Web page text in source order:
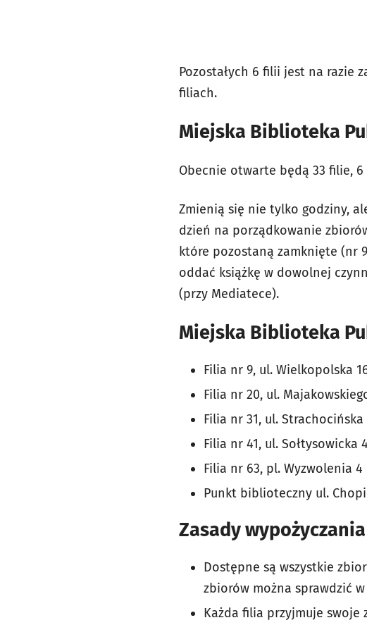
Pozostałych 6 filii jest na razie
filiach.
Miejska Biblioteka
Obecnie otwarte będą 33 filie,
Zmienią się nie tylko godziny,
dzień na porządkowanie
które pozostaną zamknięte (nr
oddać książkę w dowolnej
(przy Mediatece).
Miejska Biblioteka
Filia nr 9, ul. Wielkopolska
Filia nr 20, ul.
Filia nr 31, ul. Strachocińska
Filia nr 41, ul. Sołtysowicka
Filia nr 63, pl. Wyzwolenia 4
Punkt biblioteczny ul.
Zasady
Dostępne są wszystkie
zbiorów można sprawdzić
Każda filia przyjmuje swoje